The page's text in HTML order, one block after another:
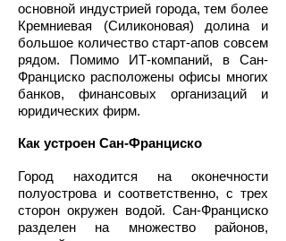
основной индустрией города, тем более
Кремниевая (Силиконовая) долина и
большое количество старт-апов совсем
рядом. Помимо ИТ-компаний, в Сан-
Франциско расположены офисы многих
банков, финансовых организаций и
юридических фирм.
Как устроен Сан-Франциско
Город находится на оконечности
полуострова и соответственно, с трех
сторон окружен водой. Сан-Франциско
разделен на множество районов,